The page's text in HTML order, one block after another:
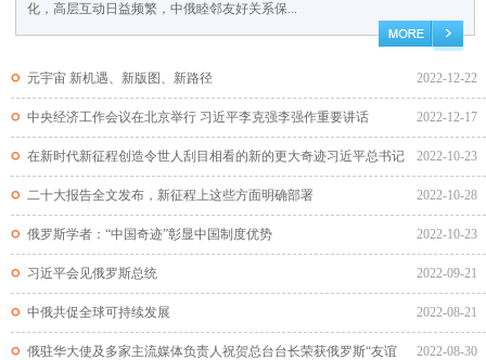
化，高层互动日益频繁，中俄睦邻友好关系保...
2022-12-22
元宇宙 新机遇、新版图、新路径
2022-12-17
中央经济工作会议在北京举行 习近平李克强李强作重要讲话
2022-10-23
在新时代新征程创造令世人刮目相看的新的更大奇迹习近平总书记
在... 2022-10-28
二十大报告全文发布，新征程上这些方面明确部署
2022-10-23
俄罗斯学者：“中国奇迹”彰显中国制度优势
2022-09-21
习近平会见俄罗斯总统
2022-08-21
中俄共促全球可持续发展
2022-08-30
俄驻华大使及多家主流媒体负责人祝贺总台台长荣获俄罗斯“友谊